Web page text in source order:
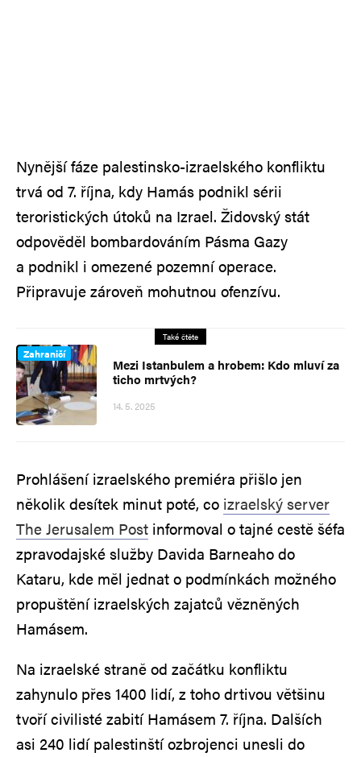
Nynější fáze palestinsko-izraelského konfliktu
trvá od 7. října, kdy Hamás podnikl sérii
teroristických útoků na Izrael. Židovský stát
odpověděl bombardováním Pásma Gazy
a podnikl i omezené pozemní operace.
Připravuje zároveň mohutnou ofenzívu.
Také čtěte
Zahraničí
Mezi Istanbulem a hrobem: Kdo mluví za
ticho mrtvých?
14. 5. 2025
Prohlášení izraelského premiéra přišlo jen
několik desítek minut poté, co izraelský server
The Jerusalem Post informoval o tajné cestě šéfa
zpravodajské služby Davida Barneaho do
Kataru, kde měl jednat o podmínkách možného
propuštění izraelských zajatců vězněných
Hamásem.
Na izraelské straně od začátku konfliktu
zahynulo přes 1400 lidí, z toho drtivou většinu
tvoří civilisté zabití Hamásem 7. října. Dalších
asi 240 lidí palestinští ozbrojenci unesli do